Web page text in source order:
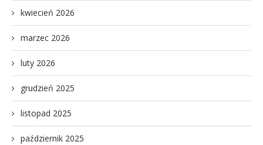
kwiecień 2026
marzec 2026
luty 2026
grudzień 2025
listopad 2025
październik 2025